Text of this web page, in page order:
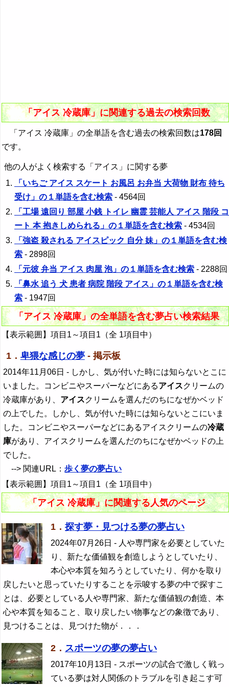
「アイス 冷蔵庫」に関連する過去の検索回数
「アイス 冷蔵庫」の全単語を含む過去の検索回数は178回
です。
他の人がよく検索する「アイス」に関する夢
「いちご アイス スケート お風呂 お弁当 大荷物 財布 待ち
受け」の１単語を含む検索 - 4564回
「工場 遠回り 部屋 小銭 トイレ 幽霊 芸能人 アイス 階段 コ
ート 本 抱きしめられる」の１単語を含む検索 - 4534回
「強盗 殺される アイスピック 自分 妹」の１単語を含む検
索 - 2898回
「元彼 弁当 アイス 肉屋 泡」の１単語を含む検索 - 2288回
「鼻水 追う 犬 患者 病院 階段 アイス」の１単語を含む検
索 - 1947回
「アイス 冷蔵庫」の全単語を含む夢占い検索結果
【表示範囲】項目1～項目1（全 1項目中）
1． 卑猥な感じの夢- 掲示板
2014年11月06日 - しかし、気が付いた時には知らないとこに
いました。コンビニやスーパーなどにあるアイスクリームの
冷蔵庫があり、 アイスクリームを選んだのちになぜかベッド
の上でした。しかし、気が付いた時には知らないとこにいま
した。コンビニやスーパーなどにあるアイスクリームの冷蔵
庫があり、アイスクリームを選んだのちになぜかベッドの上
でした。
--> 関連URL：歩く夢の夢占い
【表示範囲】項目1～項目1（全 1項目中）
「アイス 冷蔵庫」に関連する人気のページ
1． 探す夢・見つける夢の夢占い
2024年07月26日 - 人や専門家を必要としていた
り、新たな価値観を創造しようとしていたり、
本心や本質を知ろうとしていたり、何かを取り
戻したいと思っていたりすることを示唆する夢の中で探すこ
とは、必要としている人や専門家、新たな価値観の創造、本
心や本質を知ること、取り戻したい物事などの象徴であり、
見つけることは、見つけた物が．．．
2． スポーツの夢の夢占い
2017年10月13日 - スポーツの試合で激しく戦っ
ている夢は対人関係のトラブルを引き起こす可